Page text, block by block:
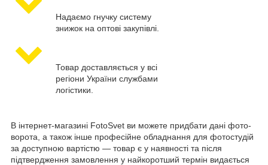
Надаємо гнучку систему
знижок на оптові закупівлі.
Товар доставляється у всі
регіони України службами
логістики.
В інтернет-магазині FotoSvet ви можете придбати дані фото-
ворота, а також інше професійне обладнання для фотостудій
за доступною вартістю — товар є у наявності та після
підтвердження замовлення у найкоротший термін видається